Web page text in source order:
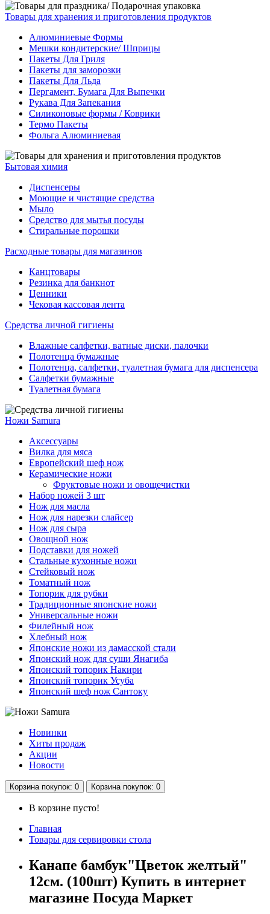
Товары для хранения и приготовления продуктов
Алюминиевые Формы
Мешки кондитерские/ Шприцы
Пакеты Для Гриля
Пакеты для заморозки
Пакеты Для Льда
Пергамент, Бумага Для Выпечки
Рукава Для Запекания
Силиконовые формы / Коврики
Термо Пакеты
Фольга Алюминиевая
Бытовая химия
Диспенсеры
Моющие и чистящие средства
Мыло
Средство для мытья посуды
Стиральные порошки
Расходные товары для магазинов
Канцтовары
Резинка для банкнот
Ценники
Чековая кассовая лента
Средства личной гигиены
Влажные салфетки, ватные диски, палочки
Полотенца бумажные
Полотенца, салфетки, туалетная бумага для диспенсера
Салфетки бумажные
Туалетная бумага
Ножи Samura
Аксессуары
Вилка для мяса
Европейский шеф нож
Керамические ножи
Фруктовые ножи и овощечистки
Набор ножей 3 шт
Нож для масла
Нож для нарезки слайсер
Нож для сыра
Овощной нож
Подставки для ножей
Стальные кухонные ножи
Стейковый нож
Томатный нож
Топорик для рубки
Традиционные японские ножи
Универсальные ножи
Филейный нож
Хлебный нож
Японские ножи из дамасской стали
Японский нож для суши Янагиба
Японский топорик Накири
Японский топорик Усуба
Японский шеф нож Сантоку
Новинки
Хиты продаж
Акции
Новости
Корзинапокупок: 0 Корзинапокупок: 0
В корзине пусто!
Главная
Товары для сервировки стола
Канапе бамбук"Цветок желтый"
12см. (100шт) Купить в интернет
магазине Посуда Маркет